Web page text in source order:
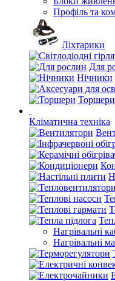
Профіль та
Ліхтарики
Для
Нічники
Торшери
Кліматична техніка
Нагрівальні
Нагрівальні